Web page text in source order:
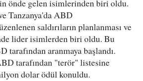
önde gelen isimlerinden biri oldu.
Tanzanya'da ABD
saldırıların planlanması ve
lider isimlerden biri oldu. Bu
tarafından aranmaya başlandı.
tarafından "terör" listesine
dolar ödül konuldu.